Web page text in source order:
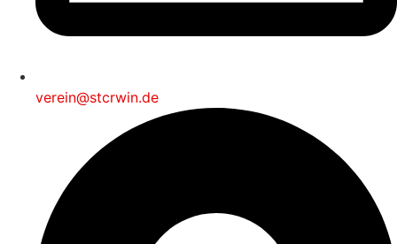
verein@stcrwin.de